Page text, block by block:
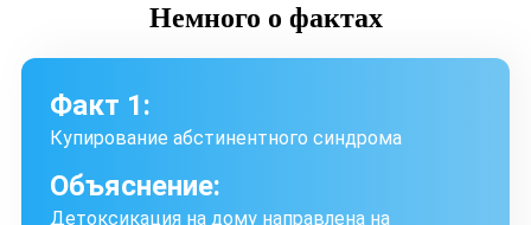
Немного о фактах
Факт 1:
Купирование абстинентного синдрома
Объяснение:
Детоксикация на дому направлена на